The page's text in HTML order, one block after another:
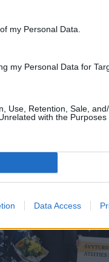
my Personal Data.
my Personal Data for
Use, Retention, Sale,
with the Purposes
Data Access
ji iškusbėjo į
Samatos